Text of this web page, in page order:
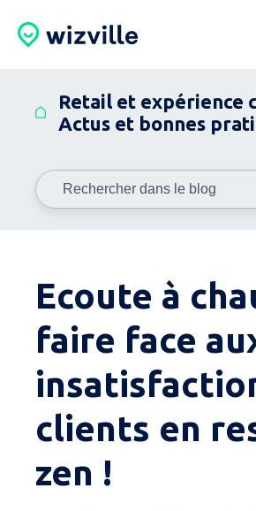
Retail et expérience
Actus et bonnes
Ecoute à
faire face
clients en
zen !